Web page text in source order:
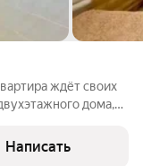
ждёт своих
дома,
Написать